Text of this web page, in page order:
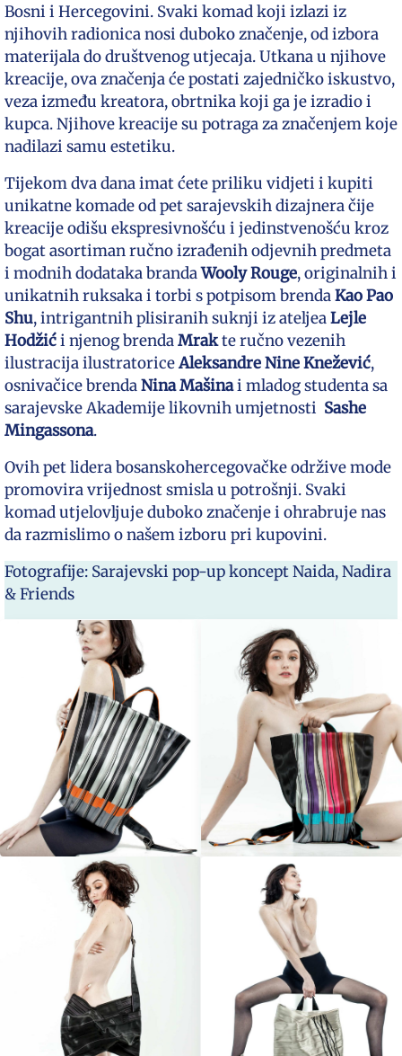
Bosni i Hercegovini. Svaki komad koji izlazi iz
njihovih radionica nosi duboko značenje, od izbora
materijala do društvenog utjecaja. Utkana u njihove
kreacije, ova značenja će postati zajedničko iskustvo,
veza između kreatora, obrtnika koji ga je izradio i
kupca. Njihove kreacije su potraga za značenjem koje
nadilazi samu estetiku.
Tijekom dva dana imat ćete priliku vidjeti i kupiti
unikatne komade od pet sarajevskih dizajnera čije
kreacije odišu ekspresivnošću i jedinstvenošću kroz
bogat asortiman ručno izrađenih odjevnih predmeta
i modnih dodataka brandaWooly Rouge, originalnih i
unikatnih ruksaka i torbi s potpisom brendaKao Pao
Shu, intrigantnih plisiranih suknji iz ateljeaLejle
Hodžići njenog brendaMrakte ručno vezenih
ilustracija ilustratoriceAleksandre Nine Knežević,
osnivačice brendaNina Mašinai mladog studenta sa
sarajevske Akademije likovnih umjetnosti Sashe
Mingassona.
Ovih pet lidera bosanskohercegovačke održive mode
promovira vrijednost smisla u potrošnji. Svaki
komad utjelovljuje duboko značenje i ohrabruje nas
da razmislimo o našem izboru pri kupovini.
Fotografije: Sarajevski pop-up koncept Naida, Nadira
& Friends